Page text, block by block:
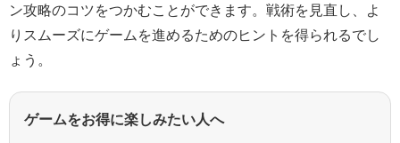
ン攻略のコツをつかむことができます。戦術を見直し、よ
りスムーズにゲームを進めるためのヒントを得られるでし
ょう。
ゲームをお得に楽しみたい人へ